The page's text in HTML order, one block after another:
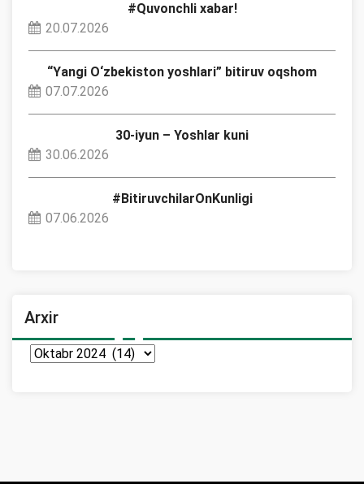
#Quvonchli xabar!
20.07.2026
“Yangi O‘zbekiston yoshlari” bitiruv oqshom
07.07.2026
30-iyun – Yoshlar kuni
30.06.2026
#BitiruvchilarOnKunligi
07.06.2026
Arxir
Arxir